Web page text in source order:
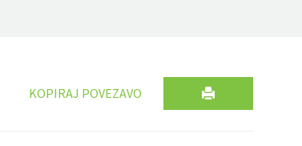
KOPIRAJ POVEZAVO